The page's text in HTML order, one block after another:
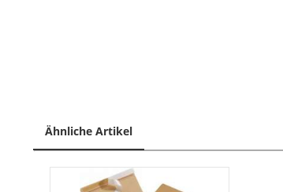
Ähnliche Artikel